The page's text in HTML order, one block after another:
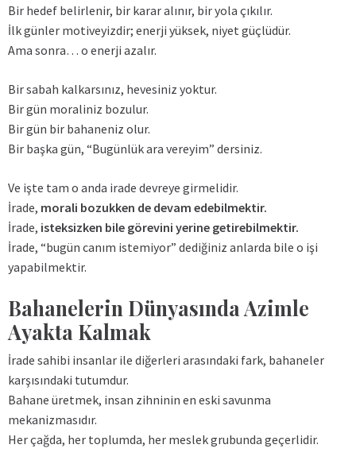
Bir hedef belirlenir, bir karar alınır, bir yola çıkılır.
İlk günler motiveyizdir; enerji yüksek, niyet güçlüdür.
Ama sonra… o enerji azalır.
Bir sabah kalkarsınız, hevesiniz yoktur.
Bir gün moraliniz bozulur.
Bir gün bir bahaneniz olur.
Bir başka gün, “Bugünlük ara vereyim” dersiniz.
Ve işte tam o anda irade devreye girmelidir.
İrade, morali bozukken de devam edebilmektir.
İrade, isteksizken bile görevini yerine getirebilmektir.
İrade, “bugün canım istemiyor” dediğiniz anlarda bile o işi
yapabilmektir.
Bahanelerin Dünyasında Azimle
Ayakta Kalmak
İrade sahibi insanlar ile diğerleri arasındaki fark, bahaneler
karşısındaki tutumdur.
Bahane üretmek, insan zihninin en eski savunma
mekanizmasıdır.
Her çağda, her toplumda, her meslek grubunda geçerlidir.